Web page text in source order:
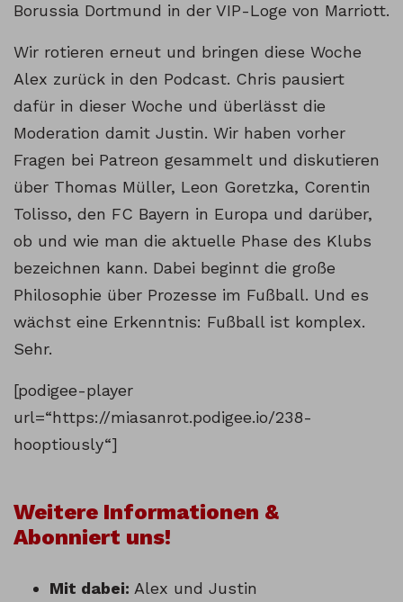
Borussia Dortmund in der VIP-Loge von Marriott.
Wir rotieren erneut und bringen diese Woche
Alex zurück in den Podcast. Chris pausiert
dafür in dieser Woche und überlässt die
Moderation damit Justin. Wir haben vorher
Fragen bei Patreon gesammelt und diskutieren
über Thomas Müller, Leon Goretzka, Corentin
Tolisso, den FC Bayern in Europa und darüber,
ob und wie man die aktuelle Phase des Klubs
bezeichnen kann. Dabei beginnt die große
Philosophie über Prozesse im Fußball. Und es
wächst eine Erkenntnis: Fußball ist komplex.
Sehr.
[podigee-player
url=“https://miasanrot.podigee.io/238-
hooptiously“]
Weitere Informationen &
Abonniert uns!
Mit dabei: Alex und Justin